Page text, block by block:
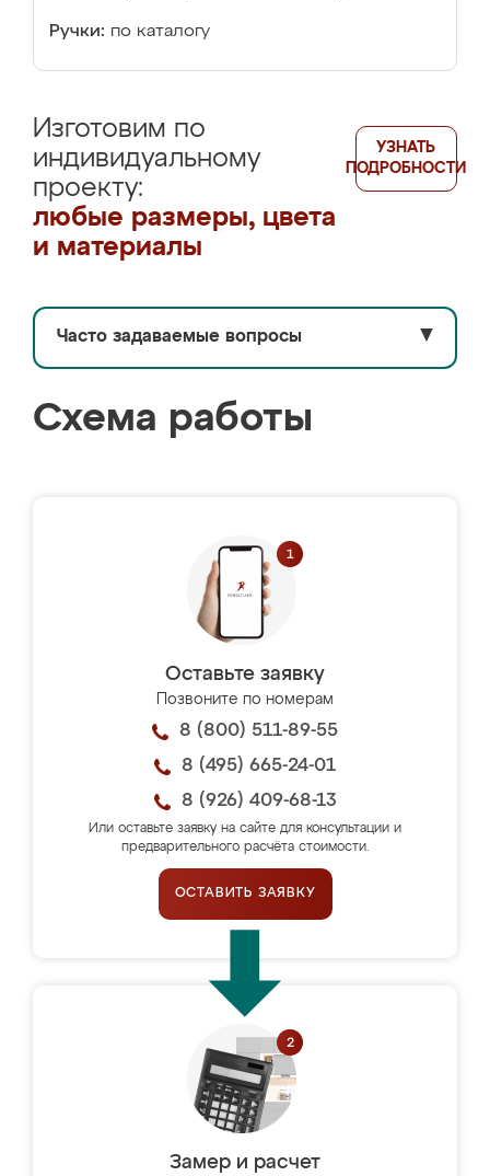
Ручки: по каталогу
Изготовим по
индивидуальному
проекту:
любые размеры, цвета
и материалы
УЗНАТЬ
ПОДРОБНОСТИ
Часто задаваемые вопросы ▼
Схема работы
Оставьте заявку
Позвоните по номерам
8 (800) 511-89-55
8 (495) 665-24-01
8 (926) 409-68-13
Или оставьте заявку на сайте для консультации и
предварительного расчёта стоимости.
ОСТАВИТЬ ЗАЯВКУ
Замер и расчет